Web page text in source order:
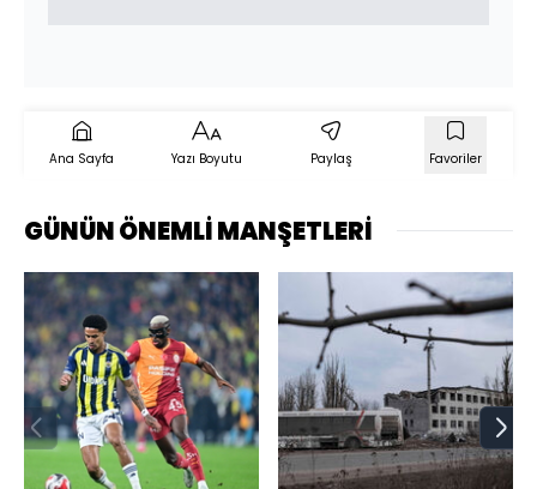
Ana Sayfa Yazı Boyutu Paylaş Favoriler
GÜNÜN ÖNEMLİ MANŞETLERİ